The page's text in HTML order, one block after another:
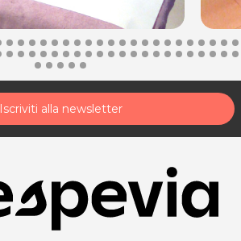
Iscriviti alla newsletter